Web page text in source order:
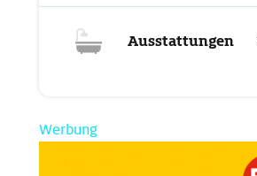
Ausstattungen
Werbung